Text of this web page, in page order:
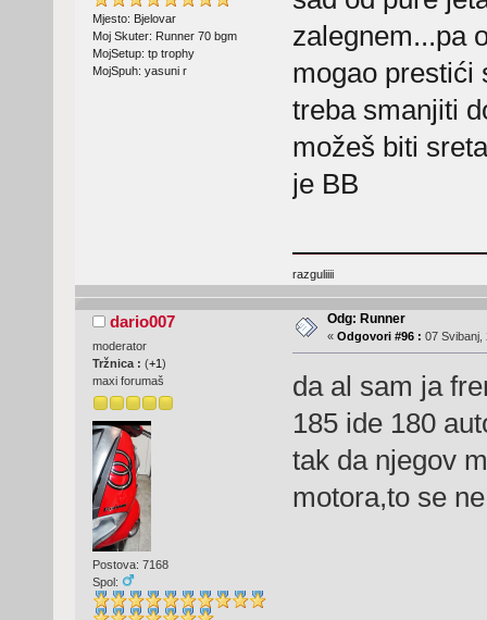
Mjesto: Bjelovar
Moj Skuter: Runner 70 bgm
MojSetup: tp trophy
MojSpuh: yasuni r
zalegnem...pa
mogao
treba smanjiti
možeš biti
je BB
razguliiii
dario007
moderator
Tržnica : (+1)
maxi forumaš
Postova: 7168
Spol:
Odg: Runner
« Odgovori #96 : 07 Svibanj,
da al sam ja
185 ide 180
tak da njegov
motora,to se